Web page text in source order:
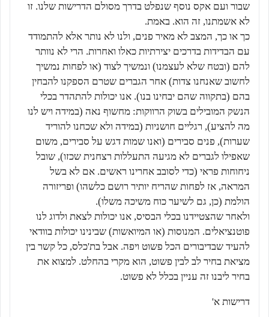
שבור ועם אקס נוסף שנפלט בדרך מסולם הדרישות שלנו. זו
לא אשמתנו, זה הוא. באמת.
כך או כך, המצב לא מאיר פנים, ולנו לא נותר אלא להתמודד
עם הבדידות בדרכים יצירתיות כאלו ואחרות. הרי לא נוותר
להם (ובטח שלא לעצמנו) ונמשיך לצוד (או לפחות נמשיך
לחשוב שאנחנו צדות) אחר הגברים שטרם הספקנו להבחין
בהם (בתקווה שהם יבחינו בנו). אנו יכולות להתהדר בכלי
הנשק המובילים בשוק הרווקות: מחשוף נאה (במידה ויש לנו
מה להציע), רגליים חושניות (במידה ולא שכחנו להוריד
שערות), פנים סבירים (ואנו שמות דגש על סבירים, משום
שאפילו לגברים לא מגיעה התעללות רצחנית שכזו), שובל
ניחוחות פראי (כדי לסובב אחרינו ראשים. אם לא בשל
המראה, אז לפחות שהריח יותיר רושם כלשהו) ופריזורה
הולמת (כן, גם לשיער כוח משיכה משלו).
ולאחר שהצטיידנו בכלי הבסיס, אנו יכולות לצאת ולדוג לנו
פוטנציאלים. המנוסות (או המיואשות) שבינינו יכולות בוודאי
להעיד שבדיבורים הכל פשוט ויפה. אבל בת'כלס, כל קשר בין
מציאת בחיר לב לבין פשוט, הוא מקרי בהחלט. למצוא את
בחיר ליבנו זה עניין בכלל לא פשוט.
דרישות א'